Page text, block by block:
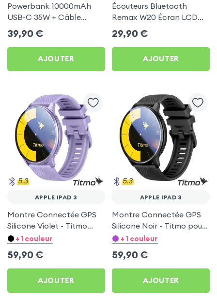
Powerbank 10000mAh
USB-C 35W + Câble
Argent Swissten Space
pour Apple iPad 3
39,90 €
AJOUTER
Écouteurs Bluetooth
Remax W20 Écran LCD
Full-Color pour Apple iPad
3
29,90 €
AJOUTER
APPLE IPAD 3
Montre Connectée GPS
Silicone Violet - Titmo
pour Apple iPad 3
+ 1 couleur
59,90 €
AJOUTER
APPLE IPAD 3
Montre Connectée GPS
Silicone Noir - Titmo pour
Apple iPad 3
+ 1 couleur
59,90 €
AJOUTER